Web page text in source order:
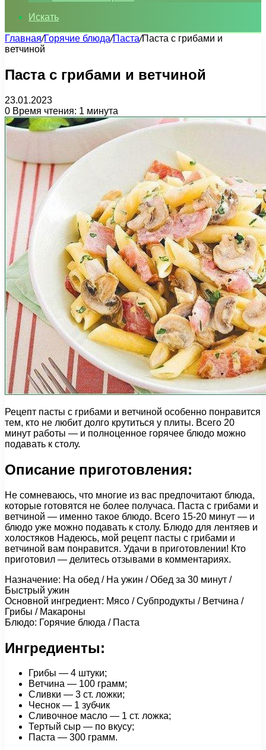
Искать
Главная/Горячие блюда/Паста/Паста с грибами и
ветчиной
Паста с грибами и ветчиной
23.01.2023
0 Время чтения: 1 минута
Рецепт пасты с грибами и ветчиной особенно понравится
тем, кто не любит долго крутиться у плиты. Всего 20
минут работы — и полноценное горячее блюдо можно
подавать к столу.
Описание приготовления:
Не сомневаюсь, что многие из вас предпочитают блюда,
которые готовятся не более получаса. Паста с грибами и
ветчиной — именно такое блюдо. Всего 15-20 минут — и
блюдо уже можно подавать к столу. Блюдо для лентяев и
холостяков Надеюсь, мой рецепт пасты с грибами и
ветчиной вам понравится. Удачи в приготовлении! Кто
приготовил — делитесь отзывами в комментариях.
Назначение: На обед / На ужин / Обед за 30 минут /
Быстрый ужин
Основной ингредиент: Мясо / Субпродукты / Ветчина /
Грибы / Макароны
Блюдо: Горячие блюда / Паста
Ингредиенты:
Грибы — 4 штуки;
Ветчина — 100 грамм;
Сливки — 3 ст. ложки;
Чеснок — 1 зубчик
Сливочное масло — 1 ст. ложка;
Тертый сыр — по вкусу;
Паста — 300 грамм.